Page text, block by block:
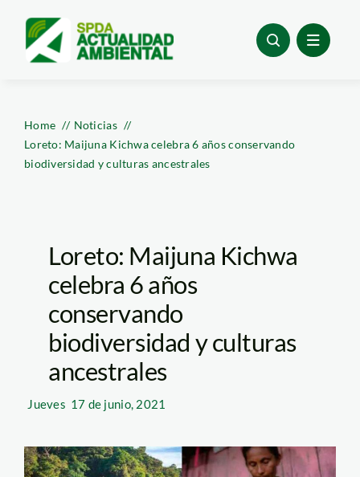
content
Home
Noticias
Loreto: Maijuna Kichwa celebra 6 años conservando
biodiversidad y culturas ancestrales
Loreto: Maijuna Kichwa
celebra 6 años
conservando
biodiversidad y culturas
ancestrales
Jueves 17 de junio, 2021